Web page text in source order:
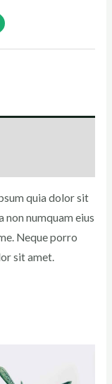
quia dolor sit
non numquam eius
Neque porro
sit amet.